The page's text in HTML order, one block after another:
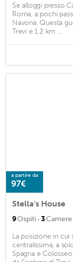
Se alloggi presso
Roma, a pochi
Navona. Questa
Trevi e 1,2 km ...
a partire da
97€
Stella's House
9Ospiti · 3Camere
La posizione in cui
centralissima, a
Spagna e